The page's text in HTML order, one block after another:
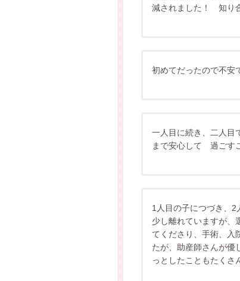
減されました！ 知り
初めてだったので不安
一人目に続き、二人
まで安心して 過ごす
1人目の子につづき、
少し離れていますが、
てくださり、手術、入
たが、助産師さんが優
っとしたこともたくさ